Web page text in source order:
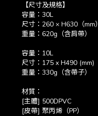
【尺寸及規格】
容量：30L
尺寸：260 × H630（mm）
重量：620g（含肩帶）
容量：10L
尺寸：175 x H490 (mm)
重量：330g（含帶子）
材質：
[主體] 500DPVC
[皮帶] 聚丙烯（PP）